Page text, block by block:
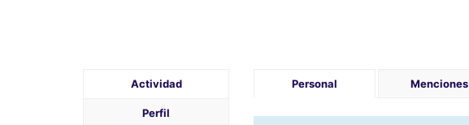
Actividad
Perfil
Personal Menciones